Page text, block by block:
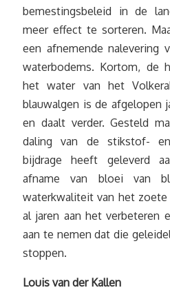
bemestingsbeleid in de
meer effect te sorteren.
een afnemende nalevering
waterbodems. Kortom, de
het water van het
blauwalgen is de afgelopen
en daalt verder. Gesteld
daling van de stikstof-
bijdrage heeft geleverd
afname van bloei van
waterkwaliteit van het
al jaren aan het verbeteren
aan te nemen dat die
stoppen.
Louis van der Kallen